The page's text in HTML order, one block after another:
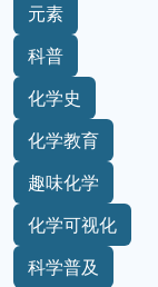
元素
科普
化学史
化学教育
趣味化学
化学可视化
科学普及